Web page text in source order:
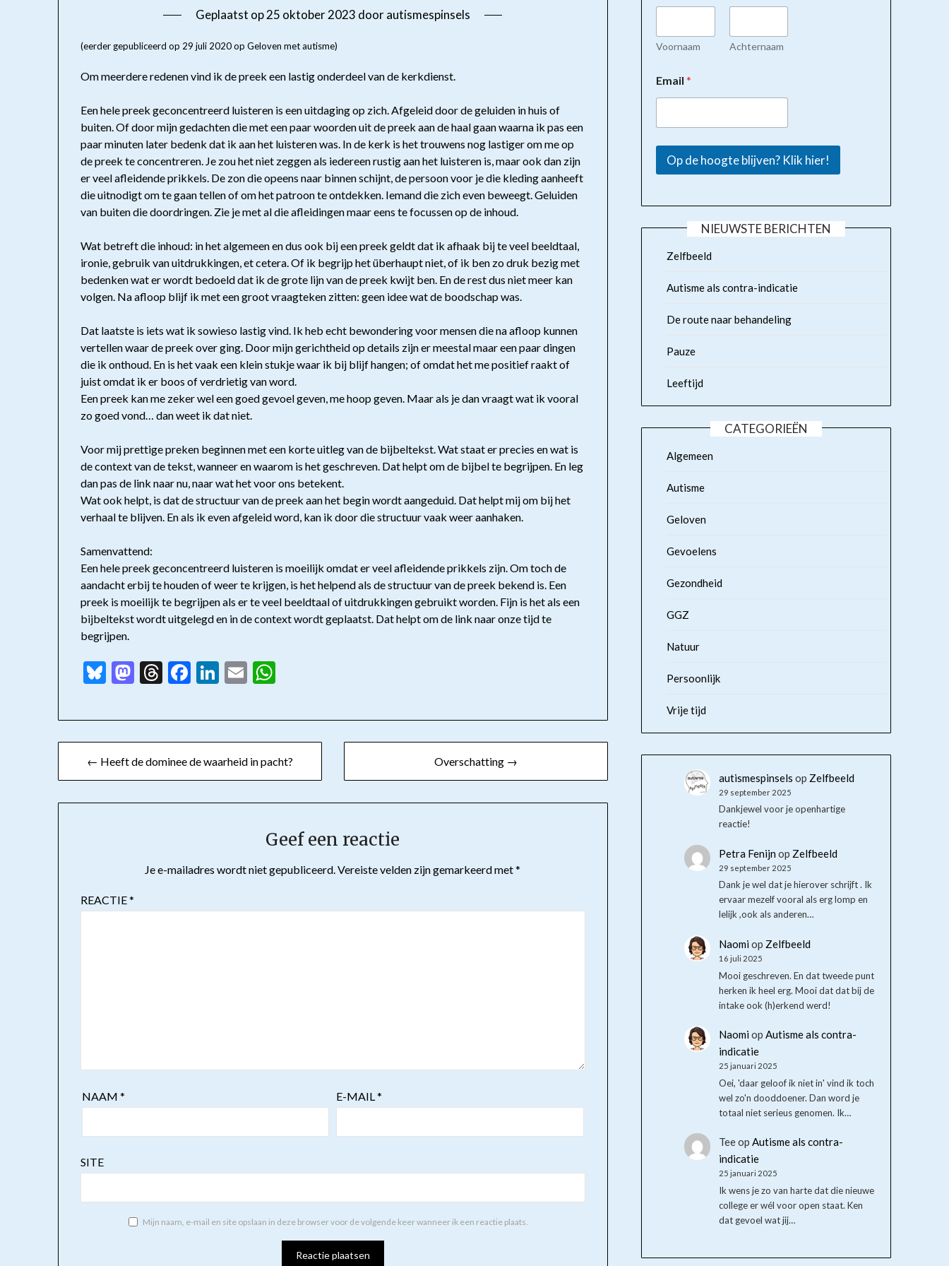
Geplaatst op25 oktober 2023 doorautismespinsels
(eerder gepubliceerd op 29 juli 2020 op Geloven met autisme)
Om meerdere redenen vind ik de preek een lastig onderdeel van de kerkdienst.
Een hele preek geconcentreerd luisteren is een uitdaging op zich. Afgeleid door de geluiden in huis of
buiten. Of door mijn gedachten die met een paar woorden uit de preek aan de haal gaan waarna ik pas een
paar minuten later bedenk dat ik aan het luisteren was. In de kerk is het trouwens nog lastiger om me op
de preek te concentreren. Je zou het niet zeggen als iedereen rustig aan het luisteren is, maar ook dan zijn
er veel afleidende prikkels. De zon die opeens naar binnen schijnt, de persoon voor je die kleding aanheeft
die uitnodigt om te gaan tellen of om het patroon te ontdekken. Iemand die zich even beweegt. Geluiden
van buiten die doordringen. Zie je met al die afleidingen maar eens te focussen op de inhoud.
Wat betreft die inhoud: in het algemeen en dus ook bij een preek geldt dat ik afhaak bij te veel beeldtaal,
ironie, gebruik van uitdrukkingen, et cetera. Of ik begrijp het überhaupt niet, of ik ben zo druk bezig met
bedenken wat er wordt bedoeld dat ik de grote lijn van de preek kwijt ben. En de rest dus niet meer kan
volgen. Na afloop blijf ik met een groot vraagteken zitten: geen idee wat de boodschap was.
Dat laatste is iets wat ik sowieso lastig vind. Ik heb echt bewondering voor mensen die na afloop kunnen
vertellen waar de preek over ging. Door mijn gerichtheid op details zijn er meestal maar een paar dingen
die ik onthoud. En is het vaak een klein stukje waar ik bij blijf hangen; of omdat het me positief raakt of
juist omdat ik er boos of verdrietig van word.
Een preek kan me zeker wel een goed gevoel geven, me hoop geven. Maar als je dan vraagt wat ik vooral
zo goed vond… dan weet ik dat niet.
Voor mij prettige preken beginnen met een korte uitleg van de bijbeltekst. Wat staat er precies en wat is
de context van de tekst, wanneer en waarom is het geschreven. Dat helpt om de bijbel te begrijpen. En leg
dan pas de link naar nu, naar wat het voor ons betekent.
Wat ook helpt, is dat de structuur van de preek aan het begin wordt aangeduid. Dat helpt mij om bij het
verhaal te blijven. En als ik even afgeleid word, kan ik door die structuur vaak weer aanhaken.
Samenvattend:
Een hele preek geconcentreerd luisteren is moeilijk omdat er veel afleidende prikkels zijn. Om toch de
aandacht erbij te houden of weer te krijgen, is het helpend als de structuur van de preek bekend is. Een
preek is moeilijk te begrijpen als er te veel beeldtaal of uitdrukkingen gebruikt worden. Fijn is het als een
bijbeltekst wordt uitgelegd en in de context wordt geplaatst. Dat helpt om de link naar onze tijd te
begrijpen.
Bluesky
Mastodon
Threads
Facebook
LinkedIn
Email
Bericht
navigatie
← Heeft de dominee de waarheid in pacht? Overschatting →
Geef een reactie
Je e-mailadres wordt niet gepubliceerd. Vereiste velden zijn gemarkeerd met*
REACTIE*
NAAM* E-MAIL*
SITE
Mijn naam, e-mail en site opslaan in deze browser voor de volgende keer wanneer ik een reactie plaats.
Voornaam Achternaam
Email *
Op de hoogte blijven? Klik hier!
NIEUWSTE BERICHTEN
Zelfbeeld
Autisme als contra-indicatie
De route naar behandeling
Pauze
Leeftijd
CATEGORIEËN
Algemeen
Autisme
Geloven
Gevoelens
Gezondheid
GGZ
Natuur
Persoonlijk
Vrije tijd
autismespinsels op Zelfbeeld
29 september 2025
Dankjewel voor je openhartige
reactie!
Petra Fenijnop Zelfbeeld
29 september 2025
Dank je wel dat je hierover schrijft . Ik
ervaar mezelf vooral als erg lomp en
lelijk ,ook als anderen…
Naomiop Zelfbeeld
16 juli 2025
Mooi geschreven. En dat tweede punt
herken ik heel erg. Mooi dat dat bij de
intake ook (h)erkend werd!
Naomiop Autisme als contra-
indicatie
25 januari 2025
Oei, 'daar geloof ik niet in' vind ik toch
wel zo'n dooddoener. Dan word je
totaal niet serieus genomen. Ik…
Teeop Autisme als contra-
indicatie
25 januari 2025
Ik wens je zo van harte dat die nieuwe
college er wél voor open staat. Ken
dat gevoel wat jij…